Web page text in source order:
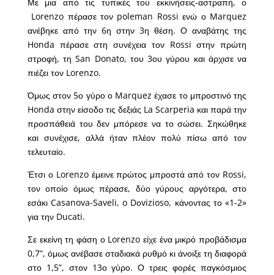
Με μια από τις τυπικές του εκκινήσεις-αστραπή, ο
Lorenzo πέρασε τον poleman Rossi ενώ ο Marquez
ανέβηκε από την 6η στην 3η θέση. Ο αναβάτης της
Honda πέρασε στη συνέχεια τον Rossi στην πρώτη
στροφή, τη San Donato, του 3ου γύρου και άρχισε να
πιέζει τον Lorenzo.
Όμως στον 5ο γύρο ο Marquez έχασε το μπροστινό της
Honda στην είσοδο τις δεξιάς La Scarperia και παρά την
προσπάθειά του δεν μπόρεσε να το σώσει. Σηκώθηκε
και συνέχισε, αλλά ήταν πλέον πολύ πίσω από τον
τελευταίο.
Έτσι ο Lorenzo έμεινε πρώτος μπροστά από τον Rossi,
τον οποίο όμως πέρασε, δύο γύρους αργότερα, στο
εσάκι Casanova-Saveli, o Dοvizioso, κάνοντας το «1-2»
για την Ducati.
Σε εκείνη τη φάση ο Lorenzo είχε ένα μικρό προβάδισμα
0,7”, όμως ανέβασε σταδιακά ρυθμό κι άνοιξε τη διαφορά
στο 1,5”, στον 13ο γύρο. Ο τρεις φορές παγκόσμιος